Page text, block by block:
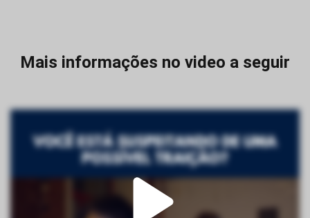
Mais informações no video a seguir